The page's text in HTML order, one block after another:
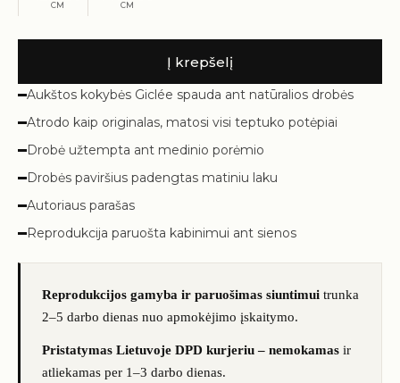
Į krepšelį
Aukštos kokybės Giclée spauda ant natūralios drobės
Atrodo kaip originalas, matosi visi teptuko potėpiai
Drobė užtempta ant medinio porėmio
Drobės paviršius padengtas matiniu laku
Autoriaus parašas
Reprodukcija paruošta kabinimui ant sienos
Reprodukcijos gamyba ir paruošimas siuntimui trunka
2–5 darbo dienas nuo apmokėjimo įskaitymo.
Pristatymas Lietuvoje DPD kurjeriu – nemokamas ir
atliekamas per 1–3 darbo dienas.